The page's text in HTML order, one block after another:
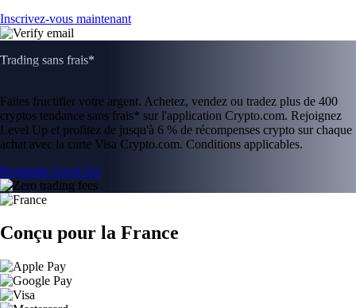
Inscrivez-vous maintenant
Trading sans frais*
Faites fructifier votre argent. Achetez, vendez ou tradez plus de 400
cryptos tendance sans frais* sur l'application Crypto.com. Rejoignez
Level Up et profitez de jusqu'à 6 % de récompenses crypto sur chaque
achat avec la carte Visa Crypto.com. Conditions applicables.
Rejoindre Level Up
Conçu pour la France